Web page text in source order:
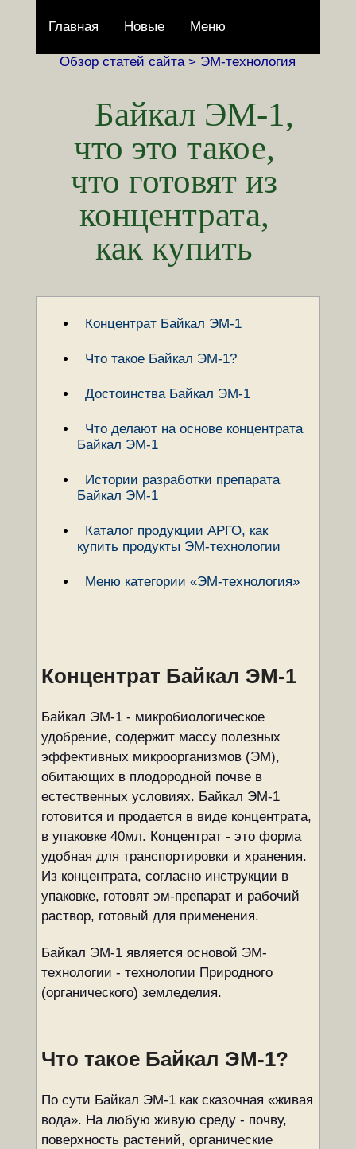
Главная Новые Меню
Обзор статей сайта > ЭМ-технология
Байкал ЭМ-1,
что это такое,
что готовят из
концентрата,
как купить
Концентрат Байкал ЭМ-1
Что такое Байкал ЭМ-1?
Достоинства Байкал ЭМ-1
Что делают на основе концентрата
Байкал ЭМ-1
Истории разработки препарата
Байкал ЭМ-1
Каталог продукции АРГО, как
купить продукты ЭМ-технологии
Меню категории «ЭМ-технология»
Концентрат Байкал ЭМ-1
Байкал ЭМ-1 - микробиологическое
удобрение, содержит массу полезных
эффективных микроорганизмов (ЭМ),
обитающих в плодородной почве в
естественных условиях. Байкал ЭМ-1
готовится и продается в виде концентрата,
в упаковке 40мл. Концентрат - это форма
удобная для транспортировки и хранения.
Из концентрата, согласно инструкции в
упаковке, готовят эм-препарат и рабочий
раствор, готовый для применения.
Байкал ЭМ-1 является основой ЭМ-
технологии - технологии Природного
(органического) земледелия.
Что такое Байкал ЭМ-1?
По сути Байкал ЭМ-1 как сказочная «живая
вода». На любую живую среду - почву,
поверхность растений, органические